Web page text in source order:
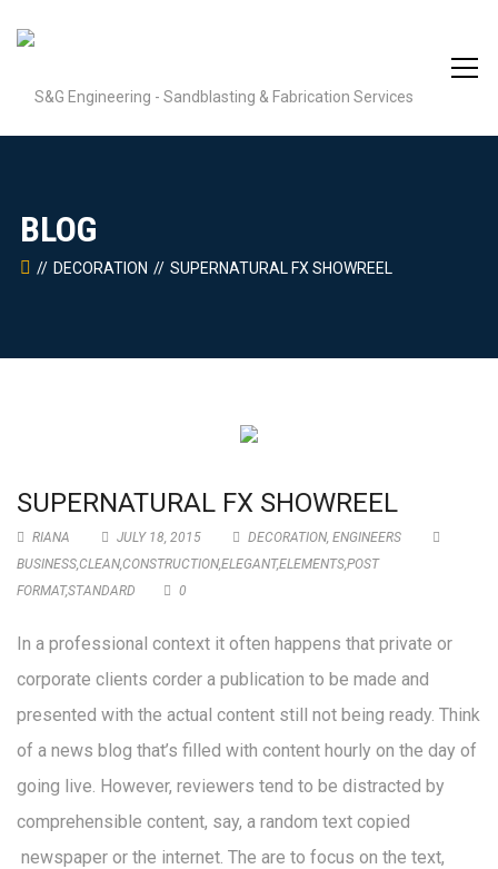
BLOG
DECORATION SUPERNATURAL FX SHOWREEL
SUPERNATURAL FX SHOWREEL
RIANA JULY 18, 2015 DECORATION, ENGINEERS
BUSINESS,CLEAN,CONSTRUCTION,ELEGANT,ELEMENTS,POST
FORMAT,STANDARD 0
In a professional context it often happens that private or
corporate clients corder a publication to be made and
presented with the actual content still not being ready. Think
of a news blog that’s filled with content hourly on the day of
going live. However, reviewers tend to be distracted by
comprehensible content, say, a random text copied
newspaper or the internet. The are to focus on the text,